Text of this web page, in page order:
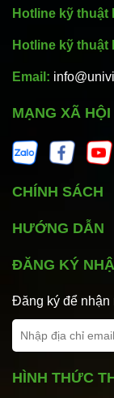
Hotline kỹ thuật
Hotline kỹ thuật
Email:
MẠNG XÃ HỘI
CHÍNH SÁCH
HƯỚNG DẪN
ĐĂNG KÝ
Đăng ký để nhận
HÌNH THỨC